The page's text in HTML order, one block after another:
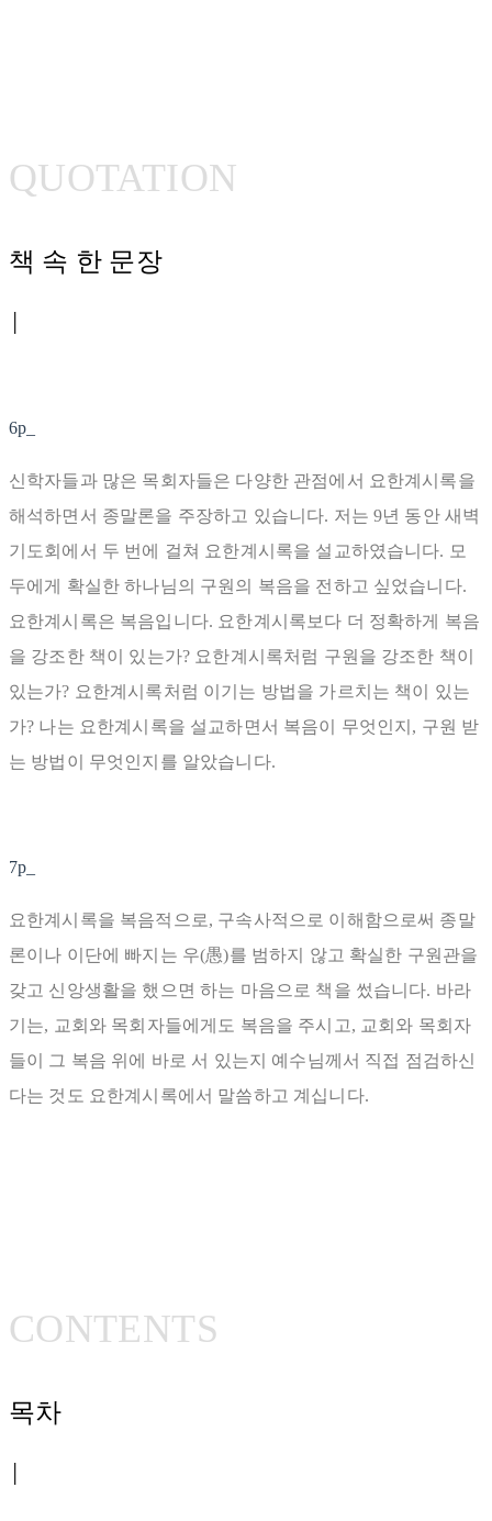
QUOTATION
책 속 한 문장
6p_
신학자들과 많은 목회자들은 다양한 관점에서 요한계시록을
해석하면서 종말론을 주장하고 있습니다. 저는 9년 동안 새벽
기도회에서 두 번에 걸쳐 요한계시록을 설교하였습니다. 모
두에게 확실한 하나님의 구원의 복음을 전하고 싶었습니다.
요한계시록은 복음입니다. 요한계시록보다 더 정확하게 복음
을 강조한 책이 있는가? 요한계시록처럼 구원을 강조한 책이
있는가? 요한계시록처럼 이기는 방법을 가르치는 책이 있는
가? 나는 요한계시록을 설교하면서 복음이 무엇인지, 구원 받
는 방법이 무엇인지를 알았습니다.
7p_
요한계시록을 복음적으로, 구속사적으로 이해함으로써 종말
론이나 이단에 빠지는 우(愚)를 범하지 않고 확실한 구원관을
갖고 신앙생활을 했으면 하는 마음으로 책을 썼습니다. 바라
기는, 교회와 목회자들에게도 복음을 주시고, 교회와 목회자
들이 그 복음 위에 바로 서 있는지 예수님께서 직접 점검하신
다는 것도 요한계시록에서 말씀하고 계십니다.
CONTENTS
목차